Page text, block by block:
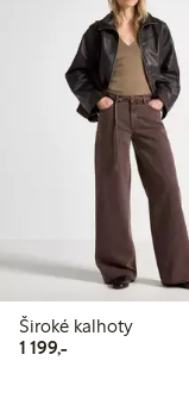
Široké kalhoty
1 199,-1 199,00 Kč